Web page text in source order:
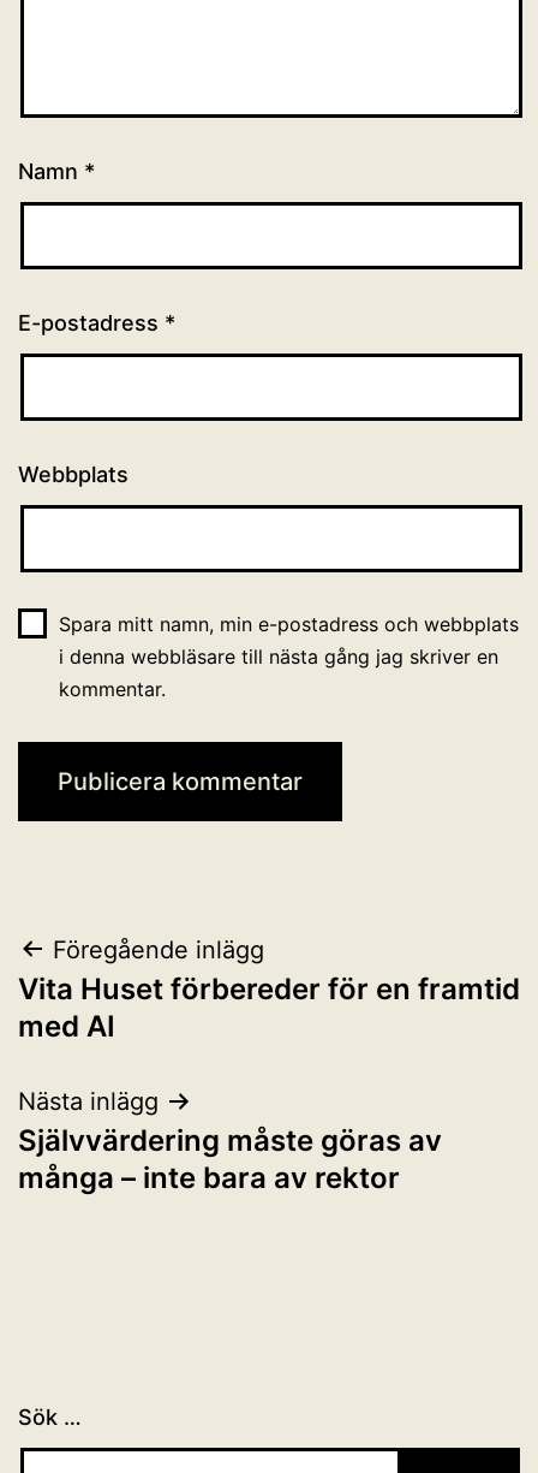
Namn *
E-postadress *
Webbplats
Spara mitt namn, min e-postadress och webbplats
i denna webbläsare till nästa gång jag skriver en
kommentar.
Inläggsnavigering
Föregående inlägg
Vita Huset förbereder för en framtid
med AI
Nästa inlägg
Självvärdering måste göras av
många – inte bara av rektor
Sök …